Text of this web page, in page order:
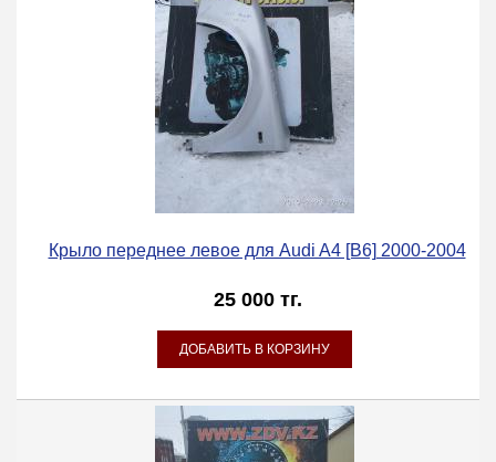
Крыло переднее левое для Audi A4 [B6] 2000-2004
25 000 тг.